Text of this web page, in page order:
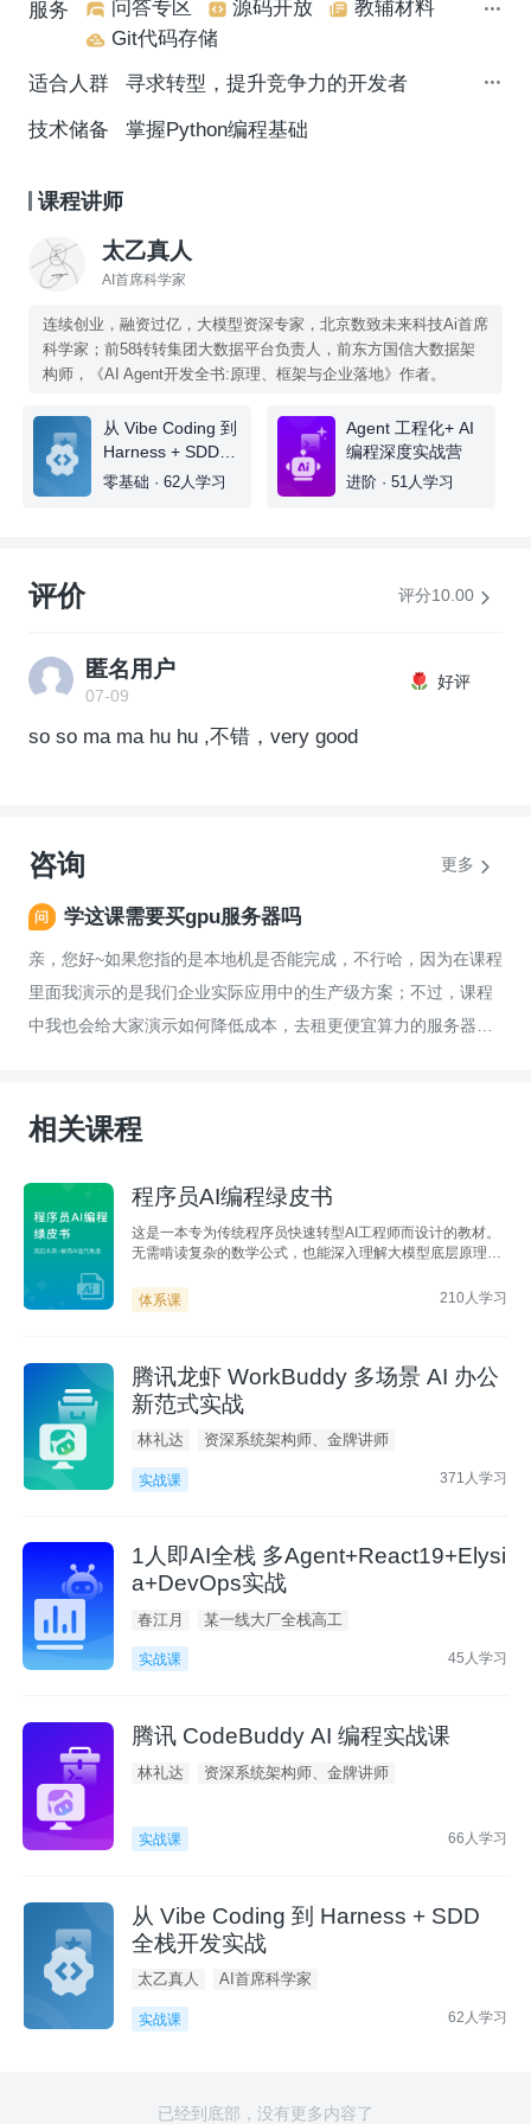
服务 问答专区 源码开放
教辅材料
Git代码存储
适合人群
寻求转型，提升竞争力的开发者
技术储备 掌握Python编程基础
课程讲师
太乙真人
AI首席科学家
连续创业，融资过亿，大模型资深专家，北京数致未来科技Ai首席
科学家；前58转转集团大数据平台负责人，前东方国信大数据架
构师，《AI Agent开发全书:原理、框架与企业落地》作者。
从 Vibe Coding 到
Harness + SDD
全栈开发实战
零基础 · 62人学习
Agent 工程化+ AI
编程深度实战营
进阶 · 51人学习
评价 评分10.00
匿名用户
07-09
好评
so so ma ma hu hu ,不错，very good
咨询 更多
学这课需要买gpu服务器吗
亲，您好~如果您指的是本地机是否能完成，不行哈，因为在课程
里面我演示的是我们企业实际应用中的生产级方案；不过，课程
中我也会给大家演示如何降低成本，去租更便宜算力的服务器，
H，叠加限时特惠。祝您学习愉快~
相关课程
程序员AI编程绿皮书
这是一本专为传统程序员快速转型AI工程师而设计的教材。
无需啃读复杂的数学公式，也能深入理解大模型底层原理，
开发的核心技术基石。
体系课 210人学习
腾讯龙虾 WorkBuddy 多场景 AI 办公
新范式实战
林礼达 资深系统架构师、金牌讲师
实战课 371人学习
1人即AI全栈 多Agent+React19+Elysi
a+DevOps实战
春江月 某一线大厂全栈高工
实战课 45人学习
腾讯 CodeBuddy AI 编程实战课
林礼达 资深系统架构师、金牌讲师
实战课 66人学习
从 Vibe Coding 到 Harness + SDD
全栈开发实战
太乙真人 AI首席科学家
实战课 62人学习
已经到底部，没有更多内容了